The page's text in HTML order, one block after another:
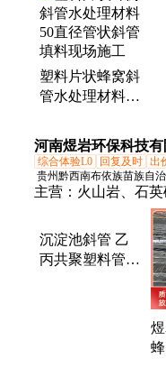
剂、聚合硫酸铁、
性炭、卧式炭化炉
塑料片状蜂窝斜
管水处理材料
填料现场施工
河南煜岩环保科技有
综合体验L0 回复及时 出
贵州黔西南布依族苗族自
主营： 火山岩、石
沉淀池斜管 乙
丙共聚塑料管状